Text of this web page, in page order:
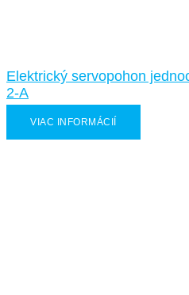
Elektrický servopohon
2-A
VIAC INFORMÁCIÍ